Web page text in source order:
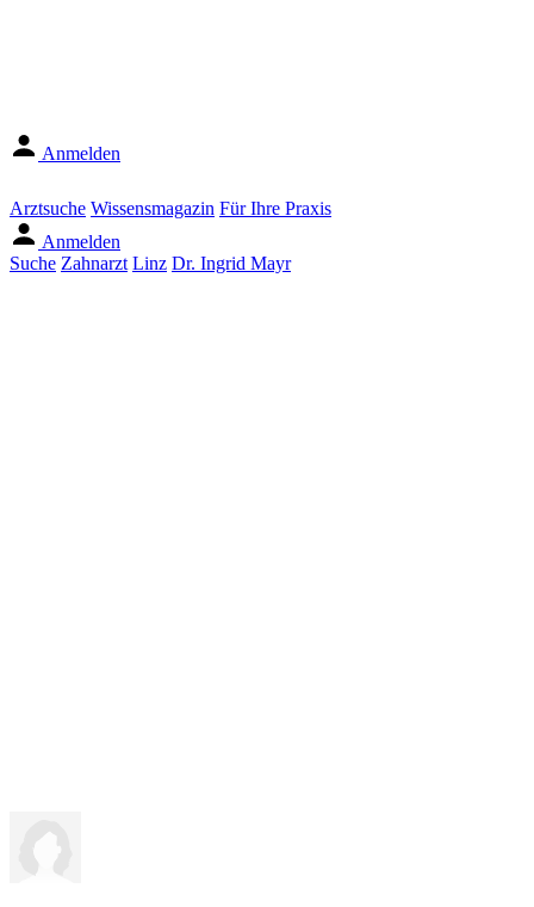
Anmelden
Arztsuche Wissensmagazin Für Ihre Praxis
Anmelden
Suche Zahnarzt Linz Dr. Ingrid Mayr